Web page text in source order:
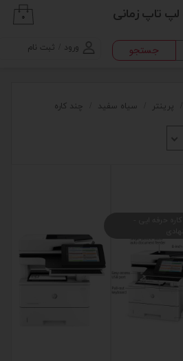
لپ تاپ زمانی
ورود ثبت نام
۰
جستجو
پرینتر سیاه سفید چند کاره